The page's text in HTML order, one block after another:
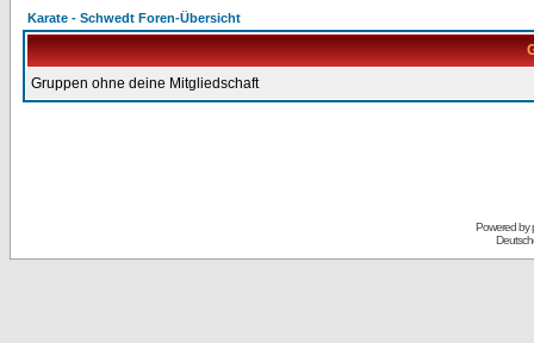
Karate - Schwedt Foren-Übersicht
Gruppen ohne deine Mitgliedschaft
Powered by